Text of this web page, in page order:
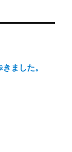
ました。